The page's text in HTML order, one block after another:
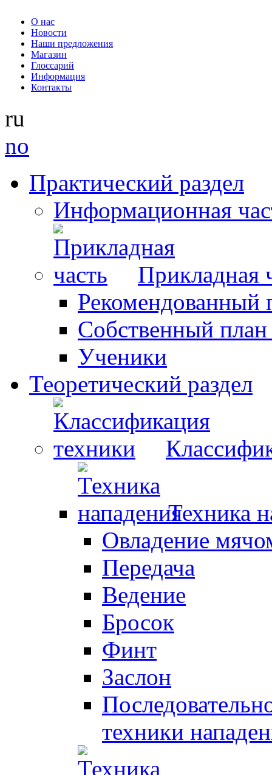
О нас
Новости
Наши предложения
Магазин
Глоссарий
Информация
Контакты
ru
no
Практический раздел
Информационная
Прикладная
Рекомендованный
Собственный
Ученики
Теоретический раздел
Техника
Овладение
Передача
Ведение
Бросок
Финт
Заслон
техники